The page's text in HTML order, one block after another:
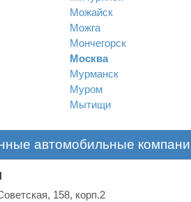
Можайск
Можга
Мончегорск
Москва
Мурманск
Муром
Мытищи
автомобильные
158, корп.2